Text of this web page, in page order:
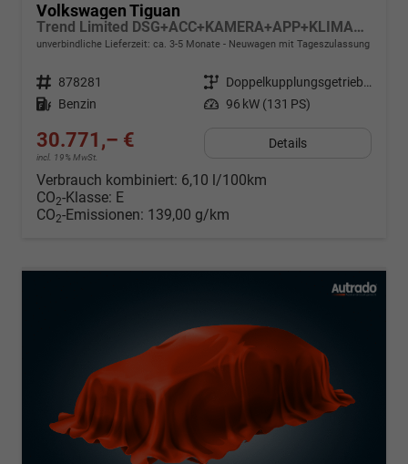
Volkswagen Tiguan
Trend Limited DSG+ACC+KAMERA+APP+KLIMA+LED+17" LM
unverbindliche Lieferzeit: ca. 3-5 Monate Neuwagen mit Tageszulassung
Fahrzeugnr. 878281 Getriebe
Doppelkupplungsgetriebe (DSG)
Kraftstoff Benzin Leistung 96 kW (131 PS)
30.771,– €
incl. 19% MwSt.
Details
Verbrauch kombiniert: 6,10 l/100km
CO2-Klasse: E
CO2-Emissionen: 139,00 g/km